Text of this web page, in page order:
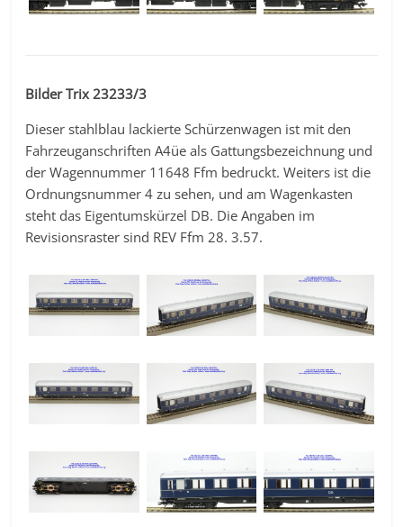
Bilder Trix 23233/3
Dieser stahlblau lackierte Schürzenwagen ist mit den
Fahrzeuganschriften A4üe als Gattungsbezeichnung und
der Wagennummer 11648 Ffm bedruckt. Weiters ist die
Ordnungsnummer 4 zu sehen, und am Wagenkasten
steht das Eigentumskürzel DB. Die Angaben im
Revisionsraster sind REV Ffm 28. 3.57.